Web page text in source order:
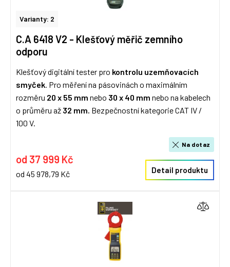
Varianty: 2
C.A 6418 V2 - Klešťový měřič zemního
odporu
Klešťový digitální tester pro kontrolu uzemňovacích
smyček. Pro měření na pásovinách o maximálním
rozměru 20 x 55 mm nebo 30 x 40 mm nebo na kabelech
o průměru až 32 mm. Bezpečnostní kategorie CAT IV /
100 V.
od 37 999 Kč
od 45 978,79 Kč
Na dotaz
Detail produktu